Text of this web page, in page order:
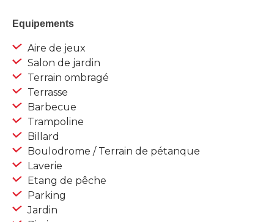
Equipements
Aire de jeux
Salon de jardin
Terrain ombragé
Terrasse
Barbecue
Trampoline
Billard
Boulodrome / Terrain de pétanque
Laverie
Etang de pêche
Parking
Jardin